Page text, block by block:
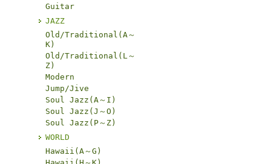
Guitar
JAZZ
Old/Traditional(A～
K)
Old/Traditional(L～
Z)
Modern
Jump/Jive
Soul Jazz(A～I)
Soul Jazz(J～O)
Soul Jazz(P～Z)
WORLD
Hawaii(A～G)